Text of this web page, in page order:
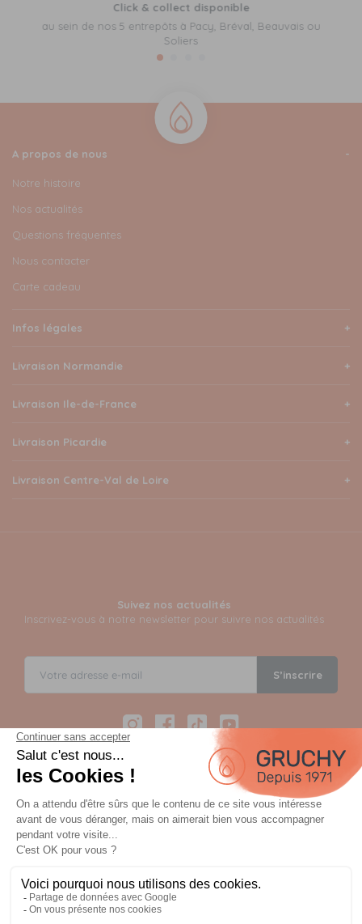
Click & collect disponible
au sein de nos 5 entrepôts à Pacy, Bréval, Beauvais ou
Soliers
A propos de nous
Notre histoire
Nos actualités
Questions fréquentes
Nous contacter
Carte cadeau
Infos légales
Livraison Normandie
Livraison Ile-de-France
Livraison Picardie
Livraison Centre-Val de Loire
Suivez nos actualités
Inscrivez-vous à notre newsletter pour suivre nos actualités
S’inscrire
InstagramFacebook
TikTokYouTube
Paiement sécurisé en 12 fois avec Alma
Paiement 100% sécurisé par 3D Secure et possible en 3,